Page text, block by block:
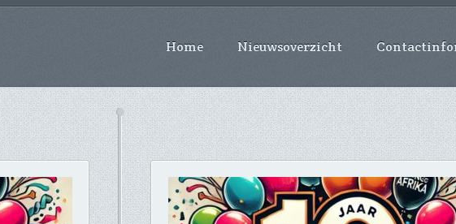
Home Nieuwsoverzicht